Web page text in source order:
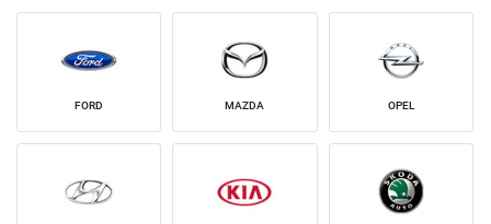
FORD MAZDA OPEL